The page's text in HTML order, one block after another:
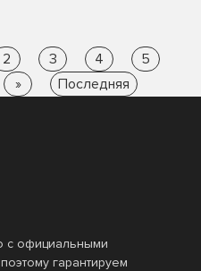
2 3 4
5
» Последняя
с официальными
гарантируем